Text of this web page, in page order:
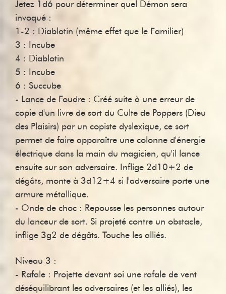
Jetez 1d6 pour déterminer quel Démon sera
invoqué :
1-2 : Diablotin (même effet que le Familier)
3 : Incube
4 : Diablotin
5 : Incube
6 : Succube
- Lance de Foudre : Créé suite à une erreur de
copie d'un livre de sort du Culte de Poppers (Dieu
des Plaisirs) par un copiste dyslexique, ce sort
permet de faire apparaître une colonne d'énergie
électrique dans la main du magicien, qu'il lance
ensuite sur son adversaire. Inflige 2d10+2 de
dégâts, monte à 3d12+4 si l'adversaire porte une
armure métallique.
- Onde de choc : Repousse les personnes autour
du lanceur de sort. Si projeté contre un obstacle,
inflige 3g2 de dégâts. Touche les alliés.
Niveau 3 :
- Rafale : Projette devant soi une rafale de vent
déséquilibrant les adversaires (et les alliés), les